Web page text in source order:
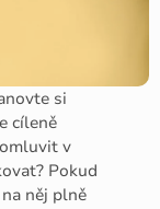
si
cíleně
v
Pokud
něj plně